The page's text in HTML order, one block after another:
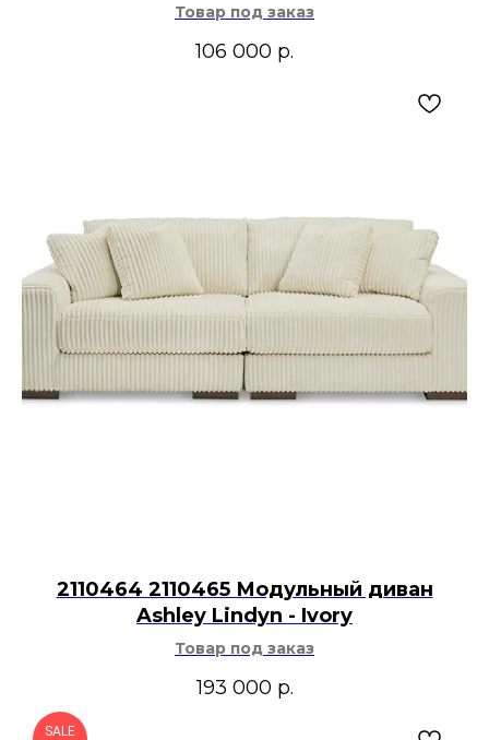
Товар под заказ
106 000 р.
2110464 2110465 Модульный диван
Ashley Lindyn - Ivory
Товар под заказ
193 000 р.
SALE